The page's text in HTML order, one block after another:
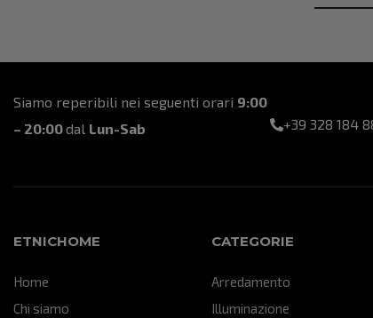
Siamo reperibili nei seguenti orari 9:00
– 20:00dal Lun-Sab +39 328 184
ETNICHOME
Home
Chi siamo
CATEGORIE
Arredamento
Illuminazione